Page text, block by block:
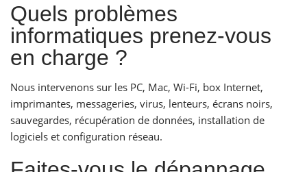
Quels problèmes
informatiques prenez-vous
en charge ?
Nous intervenons sur les PC, Mac, Wi-Fi, box Internet,
imprimantes, messageries, virus, lenteurs, écrans noirs,
sauvegardes, récupération de données, installation de
logiciels et configuration réseau.